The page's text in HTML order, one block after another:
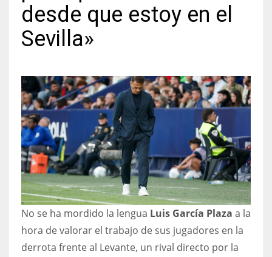
3
ATL
24
IND
34
desde que estoy en el
Sevilla»
No se ha mordido la lengua Luis García Plaza a la
hora de valorar el trabajo de sus jugadores en la
derrota frente al Levante, un rival directo por la